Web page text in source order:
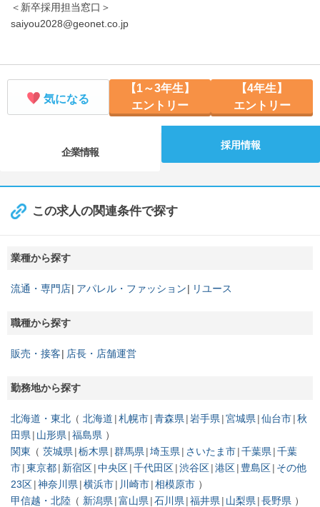
＜新卒採用担当窓口＞
saiyou2028@geonet.co.jp
気になる
【1～3年生】
エントリー
【4年生】
エントリー
企業情報
採用情報
この求人の関連条件で探す
業種から探す
流通・専門店 アパレル・ファッション リユース
職種から探す
販売・接客 店長・店舗運営
勤務地から探す
北海道・東北 北海道 札幌市 青森県 岩手県 宮城県 仙台市 秋
田県
山形県 福島県
関東
茨城県 栃木県 群馬県 埼玉県 さいたま市 千葉県 千葉
市 東京都 新宿区 中央区 千代田区 渋谷区 港区 豊島区 その他
23区 神奈川県 横浜市 川崎市 相模原市
甲信越・北陸
新潟県 富山県 石川県 福井県 山梨県 長野県